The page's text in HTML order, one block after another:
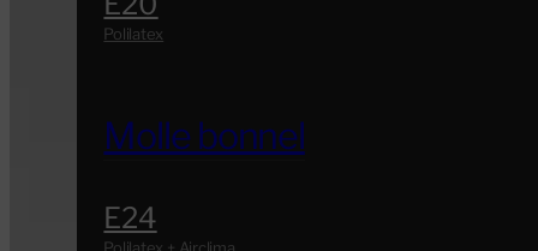
Molle bonnel
E24